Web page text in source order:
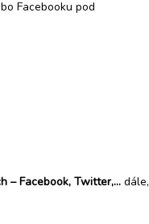
Facebooku pod
– Facebook, Twitter,… dále,